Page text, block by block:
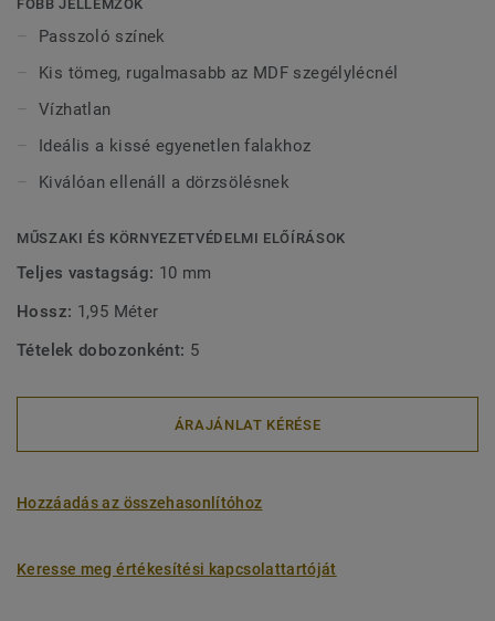
rögzített, dekoratív szegélylécek kompatibilisek minden
FŐBB JELLEMZŐK
Passzoló színek
Kis tömeg, rugalmasabb az MDF szegélylécnél
Vízhatlan
Ideális a kissé egyenetlen falakhoz
Kiválóan ellenáll a dörzsölésnek
MŰSZAKI ÉS KÖRNYEZETVÉDELMI ELŐÍRÁSOK
Teljes vastagság: 10 mm
Hossz: 1,95 Méter
Tételek dobozonként: 5
ÁRAJÁNLAT KÉRÉSE
Hozzáadás az összehasonlítóhoz
Keresse meg értékesítési kapcsolattartóját